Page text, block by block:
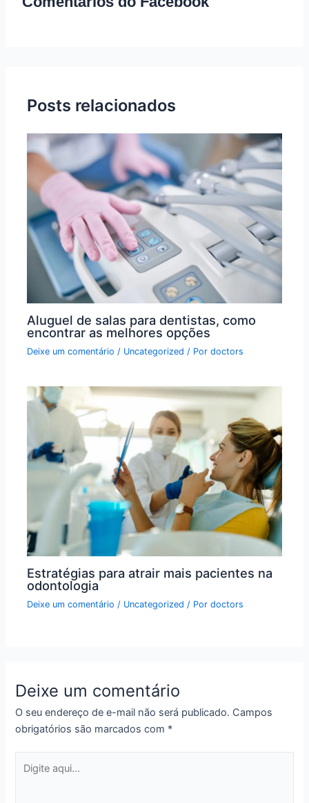
Posts relacionados
Aluguel de salas para dentistas, como
encontrar as melhores opções
Deixe um comentário / Uncategorized / Pordoctors
Estratégias para atrair mais pacientes na
odontologia
Deixe um comentário / Uncategorized / Pordoctors
Deixe um comentário
O seu endereço de e-mail não será publicado. Campos
obrigatórios são marcados com *
aqui...